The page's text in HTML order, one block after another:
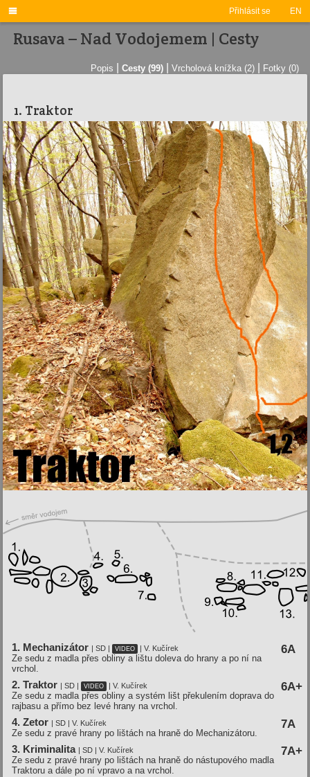
Přihlásit se EN

Rusava – Nad Vodojemem | Cesty
Popis Cesty (99) Vrcholová knížka (2) Fotky (0)
1. Traktor
1. Mechanizátor | SD | VIDEO | V. Kučírek 6A
Ze sedu z madla přes obliny a lištu doleva do hrany a po ní na
vrchol.
2. Traktor | SD | VIDEO | V. Kučírek 6A+
Ze sedu z madla přes obliny a systém lišt překulením doprava do
rajbasu a přímo bez levé hrany na vrchol.
4. Zetor | SD | V. Kučírek 7A
Ze sedu z pravé hrany po lištách na hraně do Mechanizátoru.
3. Kriminalita | SD | V. Kučírek 7A+
Ze sedu z pravé hrany po lištách na hraně do nástupového madla
Traktoru a dále po ní vpravo a na vrchol.